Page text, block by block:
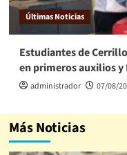
Últimas Noticias
Estudiantes de
en primeros auxilios y
administrador 07/08/
Más Noticias